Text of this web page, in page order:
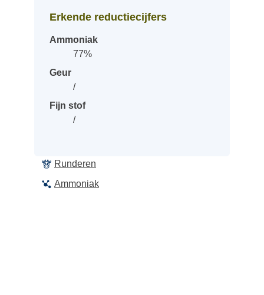
Erkende reductiecijfers
Ammoniak
77%
Geur
/
Fijn stof
/
Categorieën
Runderen
Ammoniak